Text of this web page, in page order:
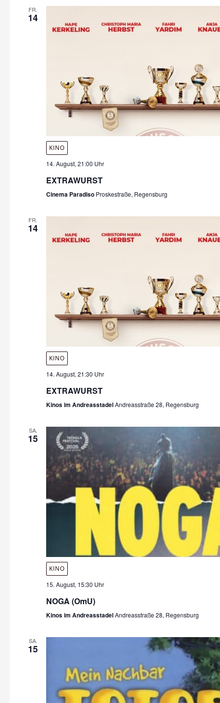
FR.
14
KINO
14. August, 21:00 Uhr
EXTRAWURST
Cinema Paradiso Proskestraße, Regensburg
FR.
14
KINO
14. August, 21:30 Uhr
EXTRAWURST
Kinos im AndreasstadelAndreasstraße 28, Regensburg
SA.
15
KINO
15. August, 15:30 Uhr
NOGA (OmU)
Kinos im AndreasstadelAndreasstraße 28, Regensburg
SA.
15